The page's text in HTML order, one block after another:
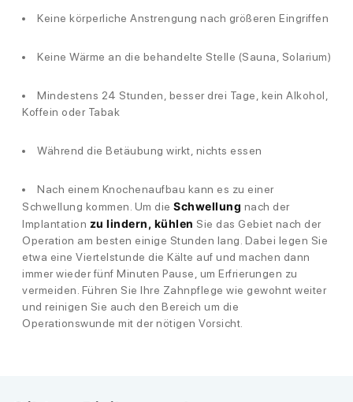
Keine körperliche Anstrengung nach größeren Eingriffen
Keine Wärme an die behandelte Stelle (Sauna, Solarium)
Mindestens 24 Stunden, besser drei Tage, kein Alkohol,
Koffein oder Tabak
Während die Betäubung wirkt, nichts essen
Nach einem Knochenaufbau kann es zu einer
Schwellung kommen. Um die Schwellung nach der
Implantation zu lindern, kühlen Sie das Gebiet nach der
Operation am besten einige Stunden lang. Dabei legen Sie
etwa eine Viertelstunde die Kälte auf und machen dann
immer wieder fünf Minuten Pause, um Erfrierungen zu
vermeiden. Führen Sie Ihre Zahnpflege wie gewohnt weiter
und reinigen Sie auch den Bereich um die
Operationswunde mit der nötigen Vorsicht.